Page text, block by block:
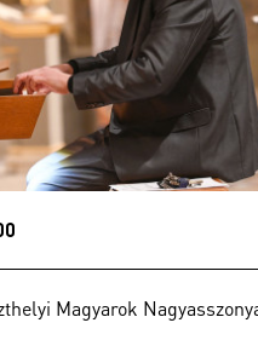
Magyarok